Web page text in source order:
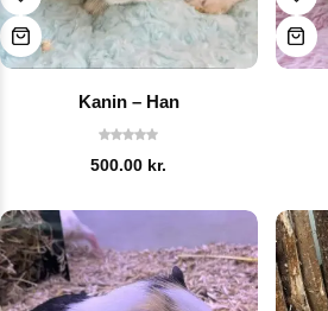
Kanin – Han
500.00 kr.